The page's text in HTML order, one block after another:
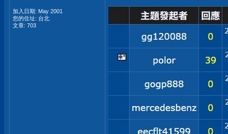
加入日期: May 2001
您的住址: 台北
文章: 703